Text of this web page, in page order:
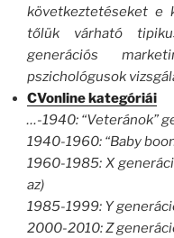
következtetéseket e
tőlük várható
generációs
pszichológusok
CVonline kategóriái
…-1940: “Veteránok”
1940-1960: “Baby
1960-1985: X
az)
1985-1999: Y
2000-2010: Z